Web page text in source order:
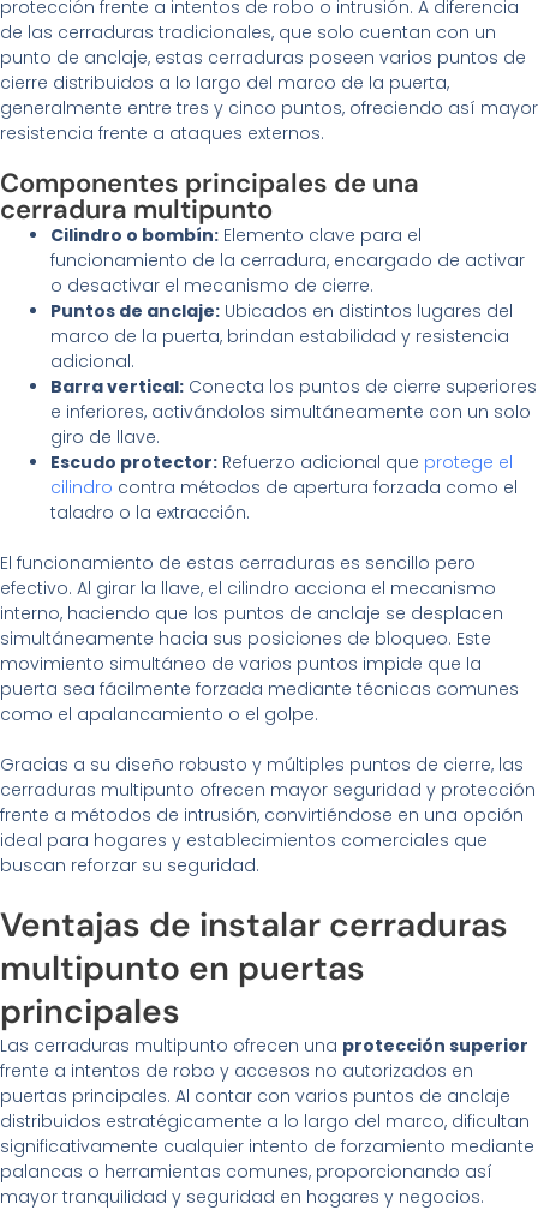
protección frente a intentos de robo o intrusión. A diferencia
de las cerraduras tradicionales, que solo cuentan con un
punto de anclaje, estas cerraduras poseen varios puntos de
cierre distribuidos a lo largo del marco de la puerta,
generalmente entre tres y cinco puntos, ofreciendo así mayor
resistencia frente a ataques externos.
Componentes principales de una
cerradura multipunto
Cilindro o bombín: Elemento clave para el
funcionamiento de la cerradura, encargado de activar
o desactivar el mecanismo de cierre.
Puntos de anclaje: Ubicados en distintos lugares del
marco de la puerta, brindan estabilidad y resistencia
adicional.
Barra vertical: Conecta los puntos de cierre superiores
e inferiores, activándolos simultáneamente con un solo
giro de llave.
Escudo protector: Refuerzo adicional que protege el
cilindro contra métodos de apertura forzada como el
taladro o la extracción.
El funcionamiento de estas cerraduras es sencillo pero
efectivo. Al girar la llave, el cilindro acciona el mecanismo
interno, haciendo que los puntos de anclaje se desplacen
simultáneamente hacia sus posiciones de bloqueo. Este
movimiento simultáneo de varios puntos impide que la
puerta sea fácilmente forzada mediante técnicas comunes
como el apalancamiento o el golpe.
Gracias a su diseño robusto y múltiples puntos de cierre, las
cerraduras multipunto ofrecen mayor seguridad y protección
frente a métodos de intrusión, convirtiéndose en una opción
ideal para hogares y establecimientos comerciales que
buscan reforzar su seguridad.
Ventajas de instalar cerraduras
multipunto en puertas
principales
Las cerraduras multipunto ofrecen una protección superior
frente a intentos de robo y accesos no autorizados en
puertas principales. Al contar con varios puntos de anclaje
distribuidos estratégicamente a lo largo del marco, dificultan
significativamente cualquier intento de forzamiento mediante
palancas o herramientas comunes, proporcionando así
mayor tranquilidad y seguridad en hogares y negocios.